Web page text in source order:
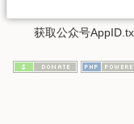
获取公众号